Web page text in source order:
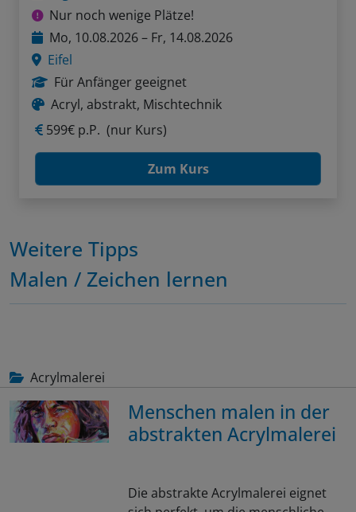
Nur noch wenige Plätze!
Mo, 10.08.2026 – Fr, 14.08.2026
Eifel
Für Anfänger geeignet
Acryl, abstrakt, Mischtechnik
599€ p.P. (nur Kurs)
Zum Kurs
Weitere Tipps
Malen / Zeichen lernen
Acrylmalerei
Menschen malen in der
abstrakten Acrylmalerei
Die abstrakte Acrylmalerei eignet